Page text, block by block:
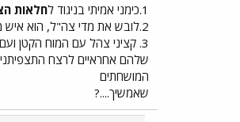
1.כימני אמיתי בניגוד ל חלאות
2.לובש את מדי צה"ל, הוא איש מגעיל וטיפש.
3. קציני צהל עם המוח הקטן
המושחתים
שאמשיך....?